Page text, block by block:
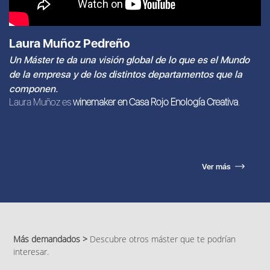
Laura Muñoz Pedreño
Un Máster te da una visión global de lo que es el Mundo
de la empresa y de los distintos departamentos que la
componen.
Laura Muñoz eswinemaker en Casa Rojo Enología Creativa.
Ver más
Más demandados > Descubre otros máster que te podrían
interesar.